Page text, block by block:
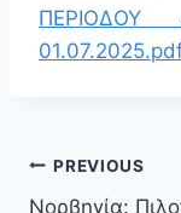
PREVIOUS
Νορβηγία: